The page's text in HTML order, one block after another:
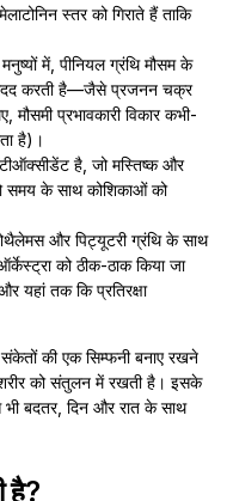
स्तर को गिराते हैं ताकि
में, पीनियल ग्रंथि मौसम के
मदद करती है—जैसे प्रजनन चक्र
मौसमी प्रभावकारी विकार कभी-
है)।
है, जो मस्तिष्क और
समय के साथ कोशिकाओं को
और पिट्यूटरी ग्रंथि के साथ
को ठीक-ठाक किया जा
यहां तक कि प्रतिरक्षा
संकेतों की एक सिम्फनी बनाए रखने
को संतुलन में रखती है। इसके
बदतर, दिन और रात के साथ
है?